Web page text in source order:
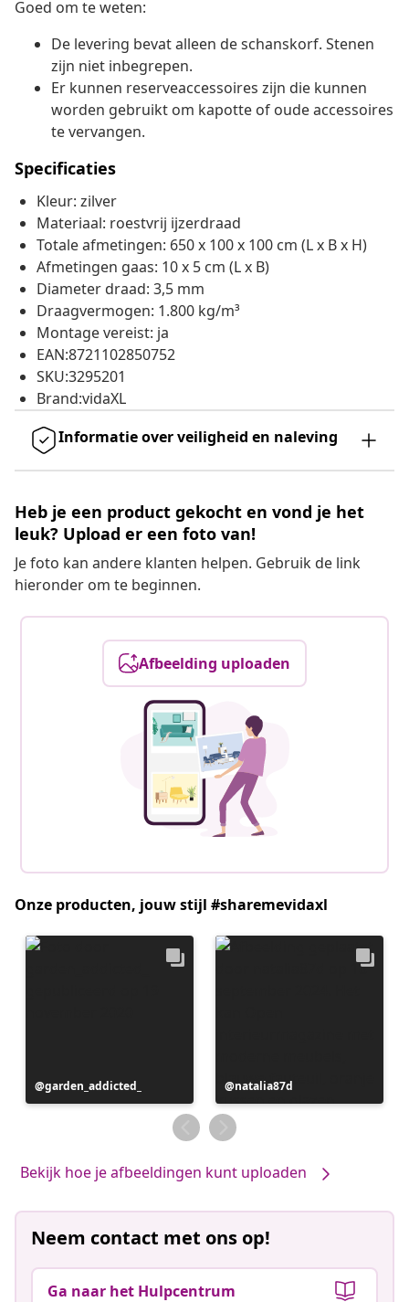
Goed om te weten:
De levering bevat alleen de schanskorf. Stenen
zijn niet inbegrepen.
Er kunnen reserveaccessoires zijn die kunnen
worden gebruikt om kapotte of oude accessoires
te vervangen.
Specificaties
Kleur: zilver
Materiaal: roestvrij ijzerdraad
Totale afmetingen: 650 x 100 x 100 cm (L x B x H)
Afmetingen gaas: 10 x 5 cm (L x B)
Diameter draad: 3,5 mm
Draagvermogen: 1.800 kg/m³
Montage vereist: ja
EAN:8721102850752
SKU:3295201
Brand:vidaXL
Informatie over veiligheid en naleving
Heb je een product gekocht en vond je het
leuk? Upload er een foto van!
Je foto kan andere klanten helpen. Gebruik de link
hieronder om te beginnen.
Afbeelding uploaden
Onze producten, jouw stijl #sharemevidaxl
Bericht
gepubliceerd
garden_addicted_
Bericht
gepubliceerd
door
natalia87d
Bekijk hoe je afbeeldingen kunt uploaden
Neem contact met ons op!
Ga naar het Hulpcentrum